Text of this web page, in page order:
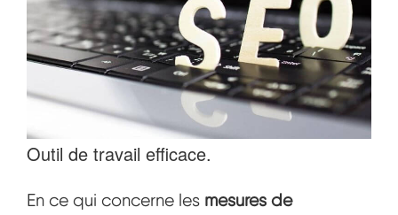
Outil de travail efficace.
En ce qui concerne les mesures de